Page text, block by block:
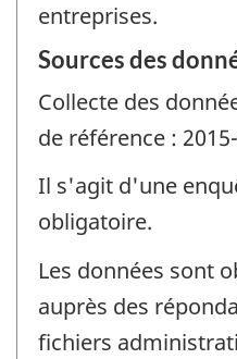
entreprises.
Sources des
Collecte des
de référence :
Il s'agit d'une
obligatoire.
Les données sont
auprès des
fichiers